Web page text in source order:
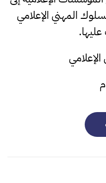
المهني الإعلامي